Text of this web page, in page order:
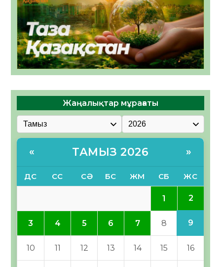
Жаңалықтар мұрағаты
« ТАМЫЗ 2026 »
ДС СС СӘ БС ЖМ СБ ЖС
1 2
3 4 5 6 7 8 9
10 11 12 13 14 15 16